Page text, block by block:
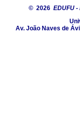
© 2026 EDUFU
Av. João Naves de